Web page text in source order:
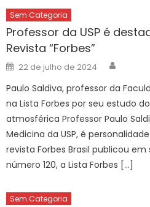
Sem Categoria
Professor da USP é
Revista “Forbes”
Posted
on
22 de julho de 2024
Paulo Saldiva, professor da
na Lista Forbes por seu estudo
atmosférica Professor Paulo
Medicina da USP, é
revista Forbes Brasil publicou
número 120, a Lista Forbes […]
Sem Categoria